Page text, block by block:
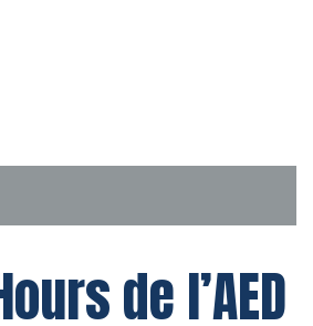
de l’AED